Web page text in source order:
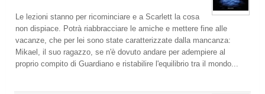
Le lezioni stanno per ricominciare e a Scarlett la cosa
non dispiace. Potrà riabbracciare le amiche e mettere fine alle
vacanze, che per lei sono state caratterizzate dalla mancanza:
Mikael, il suo ragazzo, se n'è dovuto andare per adempiere al
proprio compito di Guardiano e ristabilire l'equilibrio tra il mondo...